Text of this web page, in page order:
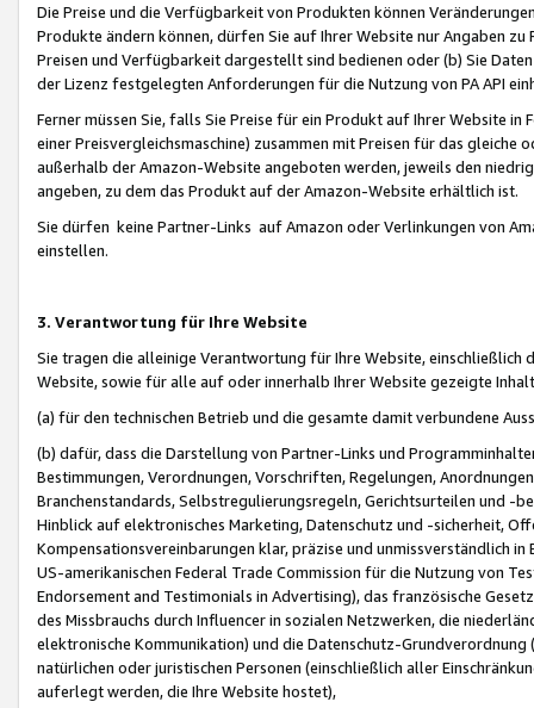
Die Preise und die Verfügbarkeit von Produkten können
Produkte ändern können, dürfen Sie auf Ihrer Website nur Angaben
Preisen und Verfügbarkeit dargestellt sind bedienen oder (b) Sie
der Lizenz festgelegten Anforderungen für die Nutzung von PA API
Ferner müssen Sie, falls Sie Preise für ein Produkt auf Ihrer Website
einer Preisvergleichsmaschine) zusammen mit Preisen für das
außerhalb der Amazon-Website angeboten werden, jeweils den
angeben, zu dem das Produkt auf der Amazon-Website erhältlich ist.
Sie dürfen keine Partner-Links auf Amazon oder Verlinkungen von
einstellen.
3. Verantwortung für Ihre Website
Sie tragen die alleinige Verantwortung für Ihre Website,
Website, sowie für alle auf oder innerhalb Ihrer Website gezeigte
(a) für den technischen Betrieb und die gesamte damit verbundene
(b) dafür, dass die Darstellung von Partner-Links und
Bestimmungen, Verordnungen, Vorschriften, Regelungen,
Branchenstandards, Selbstregulierungsregeln, Gerichtsurteilen und -
Hinblick auf elektronisches Marketing, Datenschutz und -sicherheit,
Kompensationsvereinbarungen klar, präzise und unmissverständlich
US-amerikanischen Federal Trade Commission für die Nutzung von
Endorsement and Testimonials in Advertising), das französische
des Missbrauchs durch Influencer in sozialen Netzwerken, die
elektronische Kommunikation) und die Datenschutz-
natürlichen oder juristischen Personen (einschließlich aller
auferlegt werden, die Ihre Website hostet),